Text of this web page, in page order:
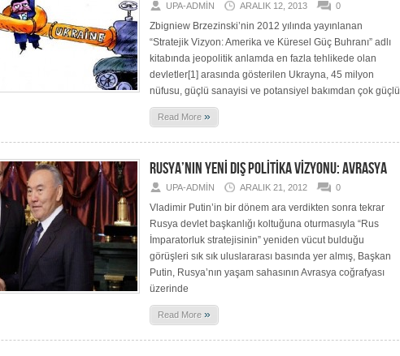
UPA-ADMIN ARALIK 12, 2013 0
Zbigniew Brzezinski’nin 2012 yılında yayınlanan
“Stratejik Vizyon: Amerika ve Küresel Güç Buhranı” adlı
kitabında jeopolitik anlamda en fazla tehlikede olan
devletler[1] arasında gösterilen Ukrayna, 45 milyon
nüfusu, güçlü sanayisi ve potansiyel bakımdan çok güçlü
Read More »
RUSYA’NIN YENİ DIŞ POLİTİKA VİZYONU: AVRASYA
UPA-ADMIN ARALIK 21, 2012 0
Vladimir Putin’in bir dönem ara verdikten sonra tekrar
Rusya devlet başkanlığı koltuğuna oturmasıyla “Rus
İmparatorluk stratejisinin” yeniden vücut bulduğu
görüşleri sık sık uluslararası basında yer almış, Başkan
Putin, Rusya’nın yaşam sahasının Avrasya coğrafyası
üzerinde
Read More »